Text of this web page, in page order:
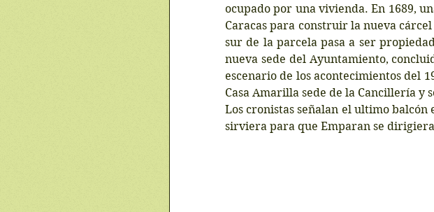
ocupado por una vivienda. En 1689,
Caracas para construir la nueva
sur de la parcela pasa a ser
nueva sede del Ayuntamiento,
escenario de los acontecimientos del
Casa Amarilla sede de la Cancillería y
Los cronistas señalan el ultimo balcón
sirviera para que Emparan se